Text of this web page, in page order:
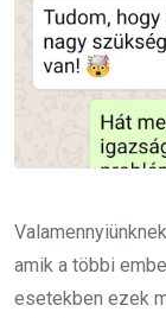
amik a többi
esetekben ezek